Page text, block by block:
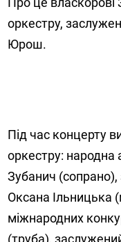
оркестру,
Юрош.
Під час концерту
оркестру: народна
Зубанич (сопрано),
Оксана Ільницька
міжнародних
(труба),